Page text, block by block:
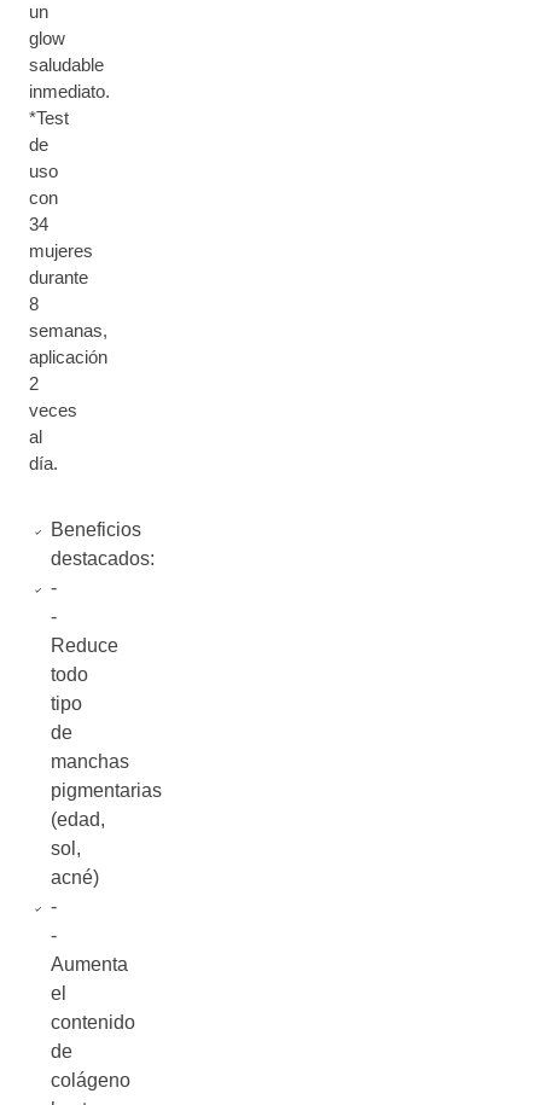
un
glow
saludable
inmediato.
*Test
de
uso
con
34
mujeres
durante
8
semanas,
aplicación
2
veces
al
día.
Beneficios
destacados:
-
-
Reduce
todo
tipo
de
manchas
pigmentarias
(edad,
sol,
acné)
-
-
Aumenta
el
contenido
de
colágeno